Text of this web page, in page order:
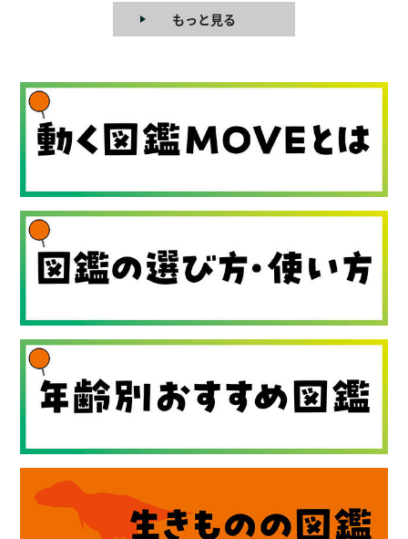
もっと見る